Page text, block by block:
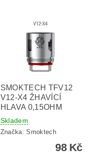
SMOKTECH TFV12
V12-X4 ŽHAVÍCÍ
HLAVA 0,15OHM
Skladem
Značka:Smoktech
98 Kč